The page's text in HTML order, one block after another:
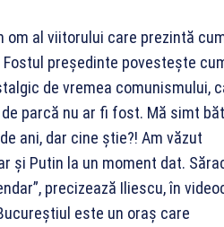
om al viitorului care prezintă
președinte povestește
de vremea comunismului,
parcă nu ar fi fost. Mă simt
ani, dar cine știe?! Am văzut
și Putin la un moment dat.
precizează Iliescu, în
este un oraș care